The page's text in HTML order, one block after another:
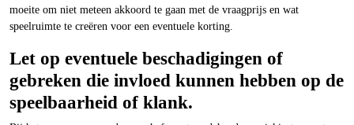
moeite om niet meteen akkoord te gaan met de vraagprijs en wat
speelruimte te creëren voor een eventuele korting.
Let op eventuele beschadigingen of
gebreken die invloed kunnen hebben op de
speelbaarheid of klank.